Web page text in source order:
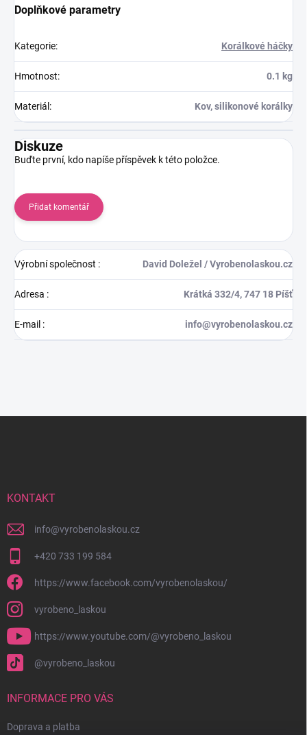
Doplňkové parametry
Kategorie: Korálkové háčky
Hmotnost: 0.1 kg
Materiál : Kov, silikonové korálky
Diskuze
Buďte první, kdo napíše příspěvek k této položce.
Přidat komentář
Výrobní společnost : David Doležel / Vyrobenolaskou.cz
Adresa : Krátká 332/4, 747 18 Píšť
E-mail : info@vyrobenolaskou.cz
KONTAKT
info@vyrobenolaskou.cz
+420 733 199 584
https://www.facebook.com/vyrobenolaskou/
vyrobeno_laskou
https://www.youtube.com/@vyrobeno_laskou
@vyrobeno_laskou
INFORMACE PRO VÁS
Doprava a platba